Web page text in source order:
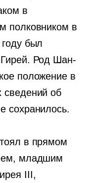
в
полковником в
был
Род Шан-
положение в
сведений об
сохранилось.
в прямом
младшим
III,